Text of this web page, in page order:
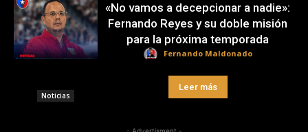
Noticias
«No vamos a decepcionar a nadie»:
Fernando Reyes y su doble misión
para la próxima temporada
Fernando Maldonado
Leer más